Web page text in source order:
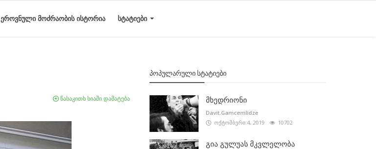
ᲔᲠᲝᲕᲜᲣᲚᲘ ᲛᲝᲫᲠᲐᲝᲑᲘᲡ ᲘᲡᲢᲝᲠᲘᲐ ᲡᲢᲐᲢᲘᲔᲑᲘ
წასაკითხ სიაში დამატება
ᲞᲝᲞᲣᲚᲐᲠᲣᲚᲘ ᲡᲢᲐᲢᲘᲔᲑᲘ
მხედრიონი
Davit.Gamcemlidze
ოქტომბერი 4, 2019
10702
გია გულუას მკვლელობა